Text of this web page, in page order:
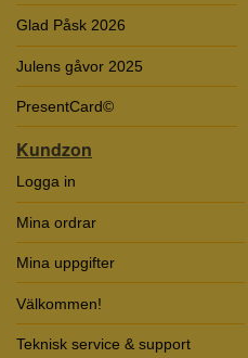
Glad Påsk 2026
Julens gåvor 2025
PresentCard©
Kundzon
Logga in
Mina ordrar
Mina uppgifter
Välkommen!
Teknisk service & support